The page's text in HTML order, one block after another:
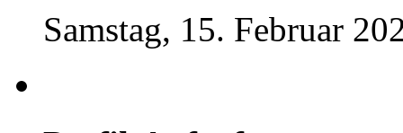
Samstag, 15. Februar